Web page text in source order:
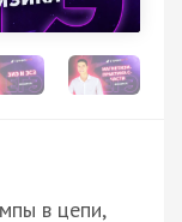
в цепи,